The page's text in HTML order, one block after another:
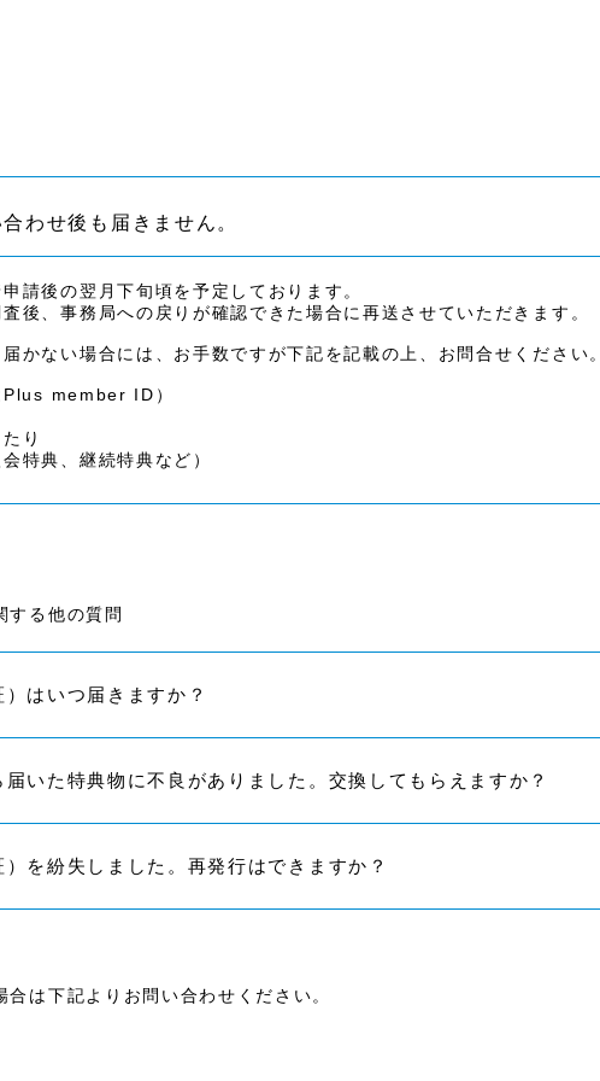
わせ後も届きません。
請後の翌月下旬頃を予定しております。
後、事務局への戻りが確認できた場合に再送させていただきます。
かない場合には、お手数ですが下記を記載の上、お問合せください。
Plus member ID ）
り
特典、継続特典など）
する他の質問
はいつ届きますか？
いた特典物に不良がありました。交換してもらえますか？
）を紛失しました。再発行はできますか？
合は下記よりお問い合わせください。